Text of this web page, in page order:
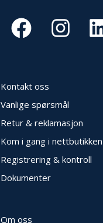
Kontakt oss
Vanlige spørsmål
Retur & reklamasjon
Kom i gang i nettbutikken
Registrering & kontroll
Dokumenter
Om oss